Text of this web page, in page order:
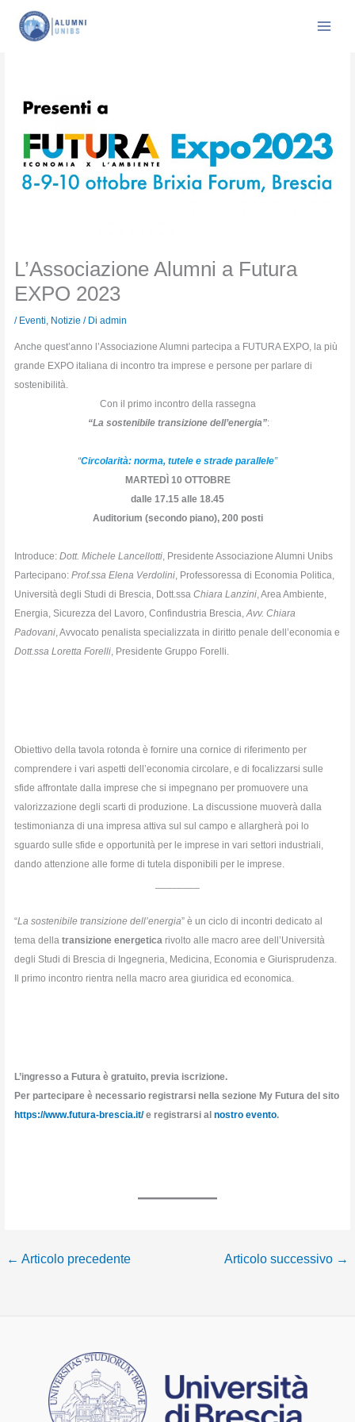
L’Associazione Alumni a Futura
EXPO 2023
/ Eventi, Notizie / Diadmin
Anche quest’anno l’Associazione Alumni partecipa a FUTURA EXPO, la più
grande EXPO italiana di incontro tra imprese e persone per parlare di
sostenibilità.
Con il primo incontro della rassegna
“La sostenibile transizione dell’energia”:
“Circolarità: norma, tutele e strade parallele”
MARTEDÌ 10 OTTOBRE
dalle 17.15 alle 18.45
Auditorium (secondo piano), 200 posti
Introduce:Dott. Michele Lancellotti, Presidente Associazione Alumni Unibs
Partecipano:Prof.ssa Elena Verdolini, Professoressa di Economia Politica,
Università degli Studi di Brescia, Dott.ssa Chiara Lanzini, Area Ambiente,
Energia, Sicurezza del Lavoro, Confindustria Brescia,Avv. Chiara
Padovani, Avvocato penalista specializzata in diritto penale dell’economia e
Dott.ssa Loretta Forelli, Presidente Gruppo Forelli.
Obiettivo della tavola rotonda è fornire una cornice di riferimento per
comprendere i vari aspetti dell’economia circolare, e di focalizzarsi sulle
sfide affrontate dalla imprese che si impegnano per promuovere una
valorizzazione degli scarti di produzione. La discussione muoverà dalla
testimonianza di una impresa attiva sul sul campo e allargherà poi lo
sguardo sulle sfide e opportunità per le imprese in vari settori industriali,
dando attenzione alle forme di tutela disponibili per le imprese.
“La sostenibile transizione dell’energia” è un ciclo di incontri dedicato al
tema dellatransizione energetica rivolto alle macro aree dell’Università
degli Studi di Brescia di Ingegneria, Medicina, Economia e Giurisprudenza.
Il primo incontro rientra nella macro area giuridica ed economica.
L’ingresso a Futura è gratuito, previa iscrizione.
Per partecipare è necessario registrarsi nella sezione My Futura del sito
https://www.futura-brescia.it/e registrarsi alnostro evento.
← Articolo precedente Articolo successivo →